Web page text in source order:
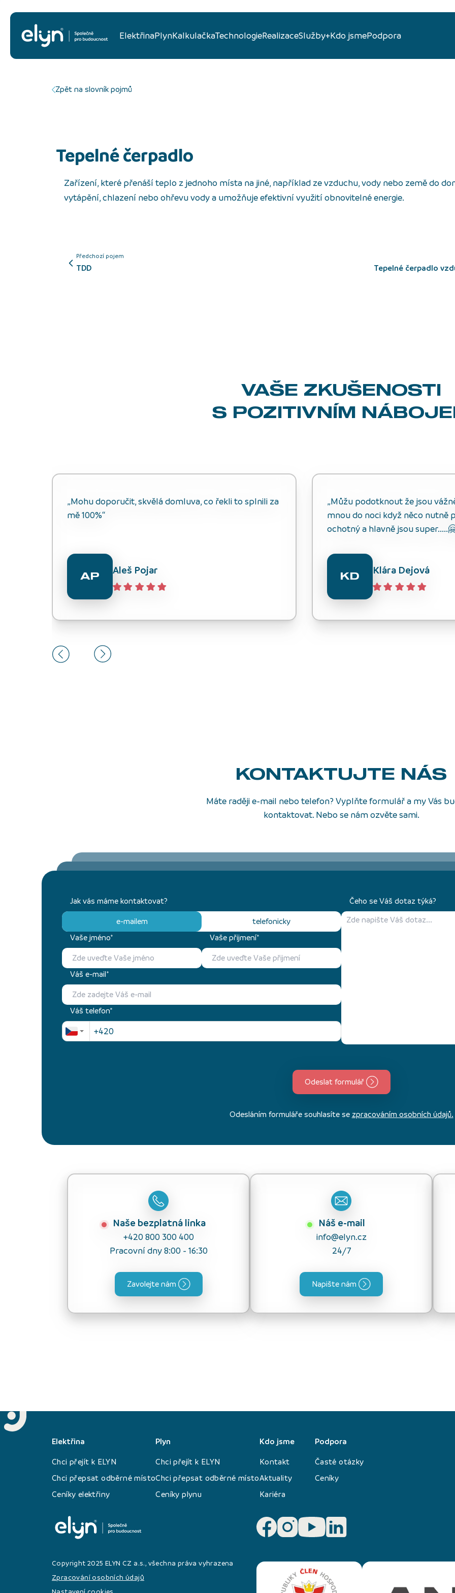
ElektřinaPlynKalkulačkaTechnologieRealizaceSlužby+Kdo jsmePodpora
Zpět na slovník pojmů
tepelné čerpadlo
Zařízení, které přenáší teplo z jednoho místa na jiné, například ze vzduchu, vody nebo země do
vytápění, chlazení nebo ohřevu vody a umožňuje efektivní využití obnovitelné energie.
Předchozí pojem
TDD tepelné čerpadlo
VAŠE ZKUŠENOSTI
S POZITIVNÍM
„Mohu doporučit, skvělá domluva, co řekli to splnili za
mě 100%“
AP Aleš Pojar
„Můžu podotknout že jsou
mnou do noci když něco nutně
ochotný a hlavně jsou
KD Klára Dejová
KONTAKTUJTE NÁS
Máte raději e-mail nebo telefon? Vyplňte formulář a my Vás
kontaktovat. Nebo se nám ozvěte sami.
Jak vás máme kontaktovat?
e-mailem
telefonicky
Vaše jméno*
Vaše přijmení*
Váš e-mail*
Váš telefon*
Čeho se Váš dotaz týká?
Odeslat formulář
Odesláním formuláře souhlasíte se zpracováním osobních údajů.
Naše bezplatná linka
+420 800 300 400
Pracovní dny 8:00 - 16:30
Zavolejte nám
Náš e-mail
info@elyn.cz
24/7
Napište nám
Elektřina
Chci přejít k ELYN
Chci přepsat odběrné místo
Ceníky elektřiny
Plyn
Chci přejít k ELYN
Chci přepsat odběrné místo
Ceníky plynu
Kdo jsme
Kontakt
Aktuality
Kariéra
Podpora
Časté otázky
Ceníky
Copyright 2025 ELYN CZ a.s., všechna práva vyhrazena
Zpracování osobních údajů